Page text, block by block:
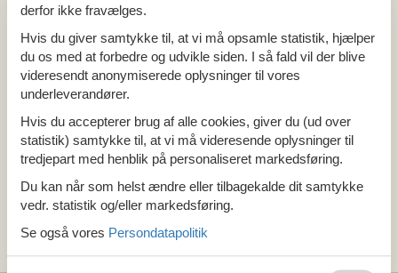
Område
Alle
Holland
Ijsselmeer
Tema
Alle
Luksus
Kategori
Alle
derfor ikke fravælges.
Hvis du giver samtykke til, at vi må opsamle statistik, hjælper
du os med at forbedre og udvikle siden. I så fald vil der blive
videresendt anonymiserede oplysninger til vores
underleverandører.
Hvis du accepterer brug af alle cookies, giver du (ud over
statistik) samtykke til, at vi må videresende oplysninger til
tredjepart med henblik på personaliseret markedsføring.
Du kan når som helst ændre eller tilbagekalde dit samtykke
vedr. statistik og/eller markedsføring.
Se også vores Persondatapolitik